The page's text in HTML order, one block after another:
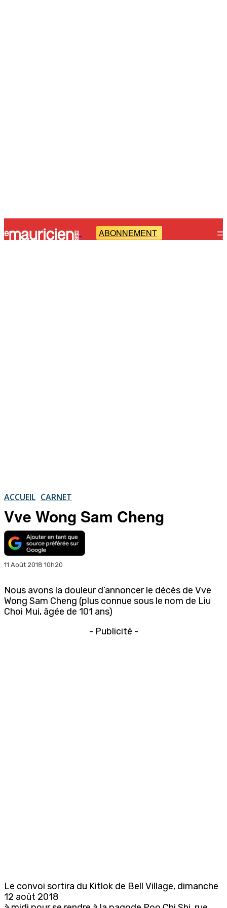
- ABONNEMENT
ACCUEIL CARNET
Vve Wong Sam Cheng
11 Août 2018 10h20
Nous avons la douleur d’annoncer le décès de Vve
Wong Sam Cheng (plus connue sous le nom de Liu
Choi Mui, âgée de 101 ans)
- Publicité -
Le convoi sortira du Kitlok de Bell Village, dimanche
12 août 2018